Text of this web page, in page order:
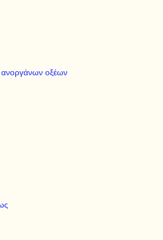
οξέων